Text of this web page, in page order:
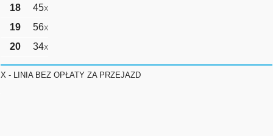
18 45X
19 56X
20 34X
X - LINIA BEZ OPŁATY ZA PRZEJAZD